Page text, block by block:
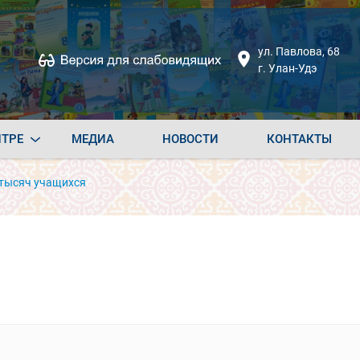
ул. Павлова, 68
г. Улан-Удэ
МЕДИА НОВОСТИ КОНТАКТЫ
учащихся